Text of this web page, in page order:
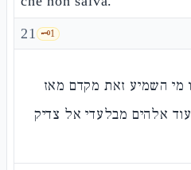
21 🗝️1
מי השמיע זאת מקדם מאז
עוד אלהים מבלעדי אל צדיק